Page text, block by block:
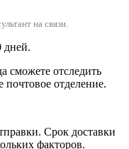
на связи.
дней.
сможете отследить
отделение.
Срок доставки
факторов.